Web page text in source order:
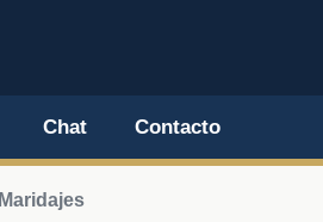
Chat Contacto
Maridajes